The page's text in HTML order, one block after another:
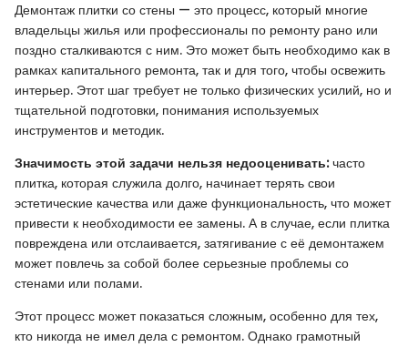
Демонтаж плитки со стены — это процесс, который многие
владельцы жилья или профессионалы по ремонту рано или
поздно сталкиваются с ним. Это может быть необходимо как в
рамках капитального ремонта, так и для того, чтобы освежить
интерьер. Этот шаг требует не только физических усилий, но и
тщательной подготовки, понимания используемых
инструментов и методик.
Значимость этой задачи нельзя недооценивать:часто
плитка, которая служила долго, начинает терять свои
эстетические качества или даже функциональность, что может
привести к необходимости ее замены. А в случае, если плитка
повреждена или отслаивается, затягивание с её демонтажем
может повлечь за собой более серьезные проблемы со
стенами или полами.
Этот процесс может показаться сложным, особенно для тех,
кто никогда не имел дела с ремонтом. Однако грамотный